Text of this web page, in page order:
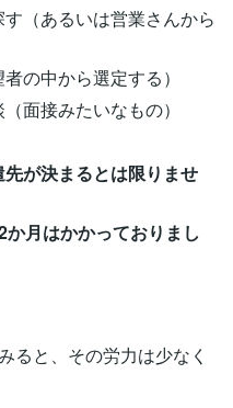
（あるいは営業さんから
の中から選定する）
面接みたいなもの）
が決まるとは限りませ
月はかかっておりまし
ると、その労力は少なく